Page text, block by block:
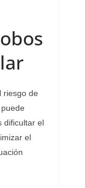
riesgo de
dificultar el
el